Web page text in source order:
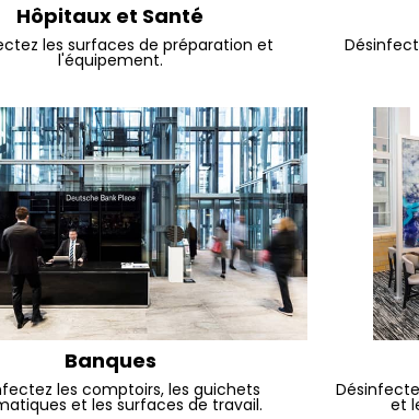
Hôpitaux et Santé
les surfaces de préparation et
l'équipement.
Banques
les comptoirs, les guichets
et les surfaces de travail. et